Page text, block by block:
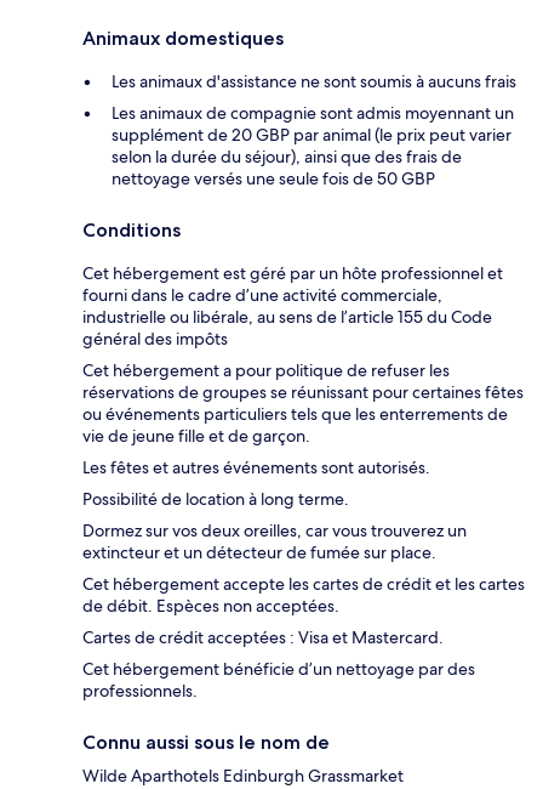
Animaux domestiques
Les animaux d'assistance ne sont soumis à aucuns frais
Les animaux de compagnie sont admis moyennant un
supplément de 20 GBP par animal (le prix peut varier
selon la durée du séjour), ainsi que des frais de
nettoyage versés une seule fois de 50 GBP
Conditions
Cet hébergement est géré par un hôte professionnel et
fourni dans le cadre d’une activité commerciale,
industrielle ou libérale, au sens de l’article 155 du Code
général des impôts
Cet hébergement a pour politique de refuser les
réservations de groupes se réunissant pour certaines fêtes
ou événements particuliers tels que les enterrements de
vie de jeune fille et de garçon.
Les fêtes et autres événements sont autorisés.
Possibilité de location à long terme.
Dormez sur vos deux oreilles, car vous trouverez un
extincteur et un détecteur de fumée sur place.
Cet hébergement accepte les cartes de crédit et les cartes
de débit. Espèces non acceptées.
Cartes de crédit acceptées : Visa et Mastercard.
Cet hébergement bénéficie d’un nettoyage par des
professionnels.
Connu aussi sous le nom de
Wilde Aparthotels Edinburgh Grassmarket